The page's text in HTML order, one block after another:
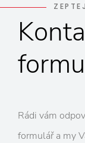
Rádi vám
formulář a my